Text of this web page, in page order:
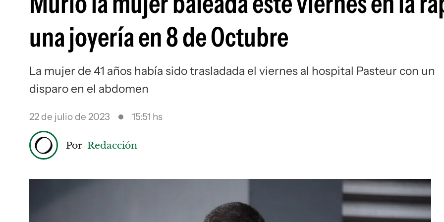
una joyería en 8 de Octubre
La mujer de 41 años había sido trasladada el viernes al hospital Pasteur con un
disparo en el abdomen
22 de julio de 2023 15:51 hs
Por Redacción